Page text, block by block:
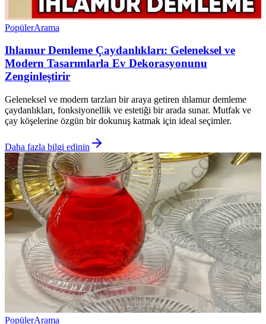
PopülerArama
Ihlamur Demleme Çaydanlıkları: Geleneksel ve
Modern Tasarımlarla Ev Dekorasyonunu
Zenginleştirir
Geleneksel ve modern tarzları bir araya getiren ıhlamur demleme
çaydanlıkları, fonksiyonellik ve estetiği bir arada sunar. Mutfak ve
çay köşelerine özgün bir dokunuş katmak için ideal seçimler.
Daha fazla bilgi edinin
PopülerArama